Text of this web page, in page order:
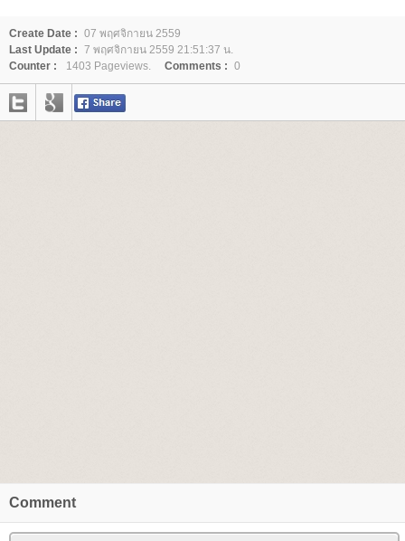
Create Date : 07 พฤศจิกายน 2559
Last Update : 7 พฤศจิกายน 2559 21:51:37 น.
Counter :
1403 Pageviews. Comments : 0
Comment